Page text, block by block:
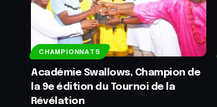
CHAMPIONNATS
Académie Swallows, Champion de
la 9e édition du Tournoi de la
Révélation